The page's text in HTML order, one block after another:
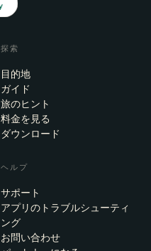
探索
目的地
ガイド
旅のヒント
料金を見る
ダウンロード
ヘルプ
サポート
アプリのトラブルシューティ
ング
お問い合わせ